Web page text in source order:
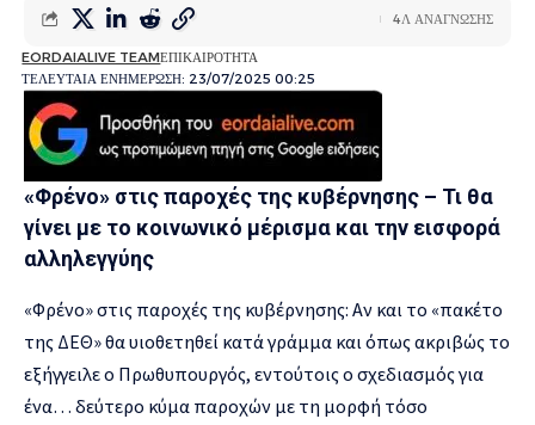
ΤΕΛΕΥΤΑΙΑ ΕΝΗΜΕΡΩΣΗ: 23/07/2025 00:25
EORDAIALIVE TEAMΕΠΙΚΑΙΡΟΤΗΤΑ
4Λ ΑΝΑΓΝΩΣΗΣ
«Φρένο» στις παροχές της κυβέρνησης – Τι θα
γίνει με το κοινωνικό μέρισμα και την εισφορά
αλληλεγγύης
«Φρένο» στις παροχές της κυβέρνησης: Αν και το «πακέτο
της ΔΕΘ» θα υιοθετηθεί κατά γράμμα και όπως ακριβώς το
εξήγγειλε ο Πρωθυπουργός, εντούτοις ο σχεδιασμός για
ένα… δεύτερο κύμα παροχών με τη μορφή τόσο